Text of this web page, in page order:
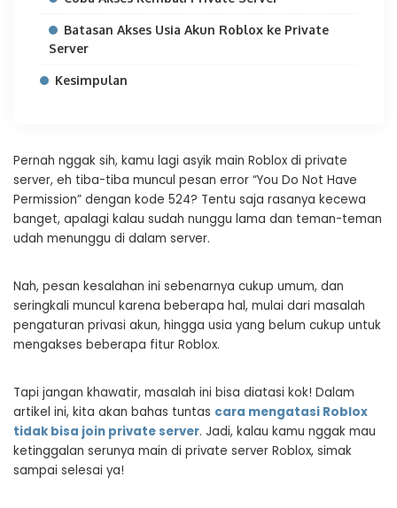
Batasan Akses Usia Akun Roblox ke Private
Server
Kesimpulan
Pernah nggak sih, kamu lagi asyik main Roblox di private
server, eh tiba-tiba muncul pesan error “You Do Not Have
Permission” dengan kode 524? Tentu saja rasanya kecewa
banget, apalagi kalau sudah nunggu lama dan teman-teman
udah menunggu di dalam server.
Nah, pesan kesalahan ini sebenarnya cukup umum, dan
seringkali muncul karena beberapa hal, mulai dari masalah
pengaturan privasi akun, hingga usia yang belum cukup untuk
mengakses beberapa fitur Roblox.
Tapi jangan khawatir, masalah ini bisa diatasi kok! Dalam
artikel ini, kita akan bahas tuntas cara mengatasi Roblox
tidak bisa join private server. Jadi, kalau kamu nggak mau
ketinggalan serunya main di private server Roblox, simak
sampai selesai ya!